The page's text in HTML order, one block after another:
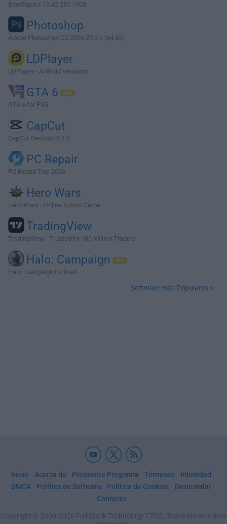
BlueStacks 10.42.251.1003
Photoshop
Adobe Photoshop CC 2026 27.9.1 (64-bit)
LDPlayer
LDPlayer - Android Emulator
GTA 6
GTA 6 for PS5
CapCut
CapCut Desktop 9.1.0
PC Repair
PC Repair Tool 2026
Hero Wars
Hero Wars - Online Action Game
TradingView
TradingView - Trusted by 100 Million Traders
Halo: Campaign
Halo: Campaign Evolved
Software más Populares »
Inicio Acerca de Prensente Programa Términos
Intimidad
DMCA
Política de Software Política de Cookies
Desinstalar
Contacto
Copyright © 2009-2026 Full Stack Technology FZCO. Todos los derechos